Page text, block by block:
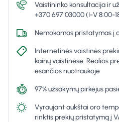
Vaistininko konsultacija ir
+370 697 03000 (I-V 8:00-
Nemokamas pristatymas į
Internetinės vaistinės
kainų vaistinėse. Realios
esančios nuotraukoje
97% užsakymų pirkėjus
Vyraujant aukštai oro
rinktis prekių pristatymą į